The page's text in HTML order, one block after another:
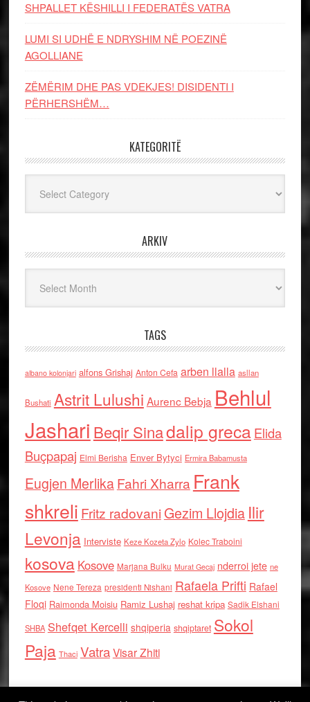
SHPALLET KËSHILLI I FEDERATËS VATRA
LUMI SI UDHË E NDRYSHIM NË POEZINË
AGOLLIANE
ZËMËRIM DHE PAS VDEKJES! DISIDENTI I
PËRHERSHËM…
KATEGORITË
ARKIV
TAGS
albano kolonjari alfons Grishaj Anton Cefa arben llalla asllan
Bushati Astrit Lulushi Aurenc Bebja Behlul
Jashari Beqir Sinadalip grecaElida
Buçpapaj Elmi Berisha Enver Bytyci Ermira Babamusta
Eugjen MerlikaFahri Xharra Frank
shkreli Fritz radovaniGezim Llojdia Ilir
Levonja Interviste Keze Kozeta Zylo Kolec Traboini
kosova Kosove Marjana Bulku Murat Gecaj nderroi jete ne
Kosove Nene Tereza presidenti Nishani Rafaela Prifti Rafael
Floqi Raimonda Moisiu Ramiz Lushaj reshat kripa Sadik Elshani
SHBA Shefqet Kercelli shqiperia shqiptaret Sokol
Paja Thaci VatraVisar Zhiti